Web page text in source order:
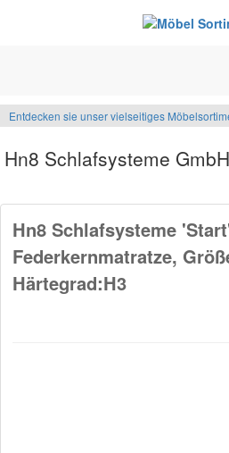
Entdecken sie unser vielseitiges
Hn8 Schlafsysteme GmbH
Hn8 Schlafsysteme
Federkernmatratze,
Härtegrad:H3